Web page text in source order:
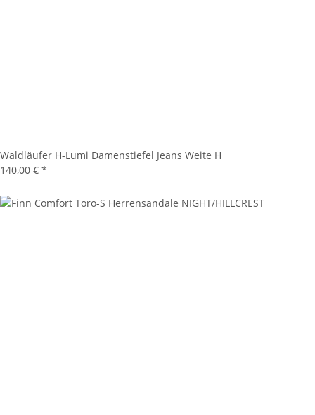
Waldläufer H-Lumi Damenstiefel Jeans Weite H
140,00 € *